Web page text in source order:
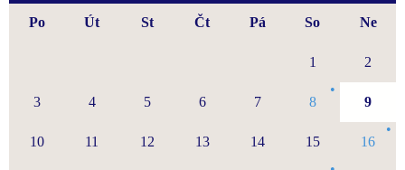
Po Út St Čt Pá So Ne
1 2
3 4 5 6 7 8 9
10 11 12 13 14 15 16